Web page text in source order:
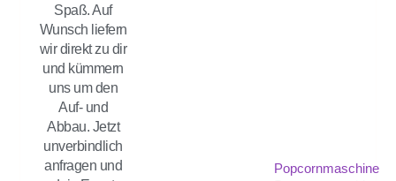
Spaß. Auf
Wunsch liefern
wir direkt zu dir
und kümmern
uns um den
Auf- und
Abbau. Jetzt
unverbindlich
anfragen und
Popcornmaschine